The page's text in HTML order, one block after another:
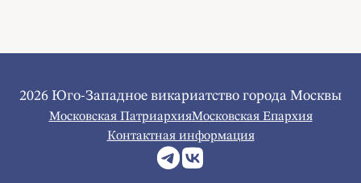
2026 Юго-Западное викариатство города Москвы
Московская ПатриархияМосковская Епархия
Контактная информация